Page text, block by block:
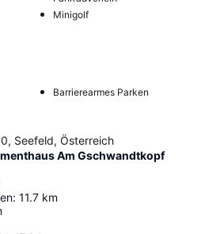
Minigolf
Barrierearmes Parken
Seefeld, Österreich
Am Gschwandtkopf
: 11.7 km